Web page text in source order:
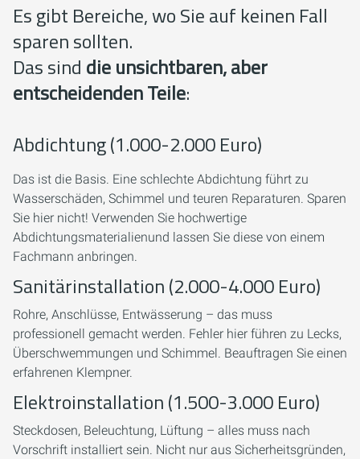
Es gibt Bereiche, wo Sie auf keinen Fall
sparen sollten.
Das sind die unsichtbaren, aber
entscheidenden Teile:
Abdichtung (1.000-2.000 Euro)
Das ist die Basis. Eine schlechte Abdichtung führt zu
Wasserschäden, Schimmel und teuren Reparaturen. Sparen
Sie hier nicht! Verwenden Sie hochwertige
Abdichtungsmaterialienund lassen Sie diese von einem
Fachmann anbringen.
Sanitärinstallation (2.000-4.000 Euro)
Rohre, Anschlüsse, Entwässerung – das muss
professionell gemacht werden. Fehler hier führen zu Lecks,
Überschwemmungen und Schimmel. Beauftragen Sie einen
erfahrenen Klempner.
Elektroinstallation (1.500-3.000 Euro)
Steckdosen, Beleuchtung, Lüftung – alles muss nach
Vorschrift installiert sein. Nicht nur aus Sicherheitsgründen,